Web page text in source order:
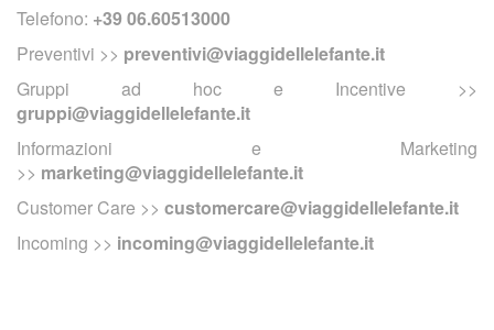
Telefono: +39 06.60513000
Preventivi >> preventivi@viaggidellelefante.it
Gruppi ad hoc e Incentive >>
gruppi@viaggidellelefante.it
Informazioni e Marketing
>> marketing@viaggidellelefante.it
Customer Care >> customercare@viaggidellelefante.it
Incoming >> incoming@viaggidellelefante.it